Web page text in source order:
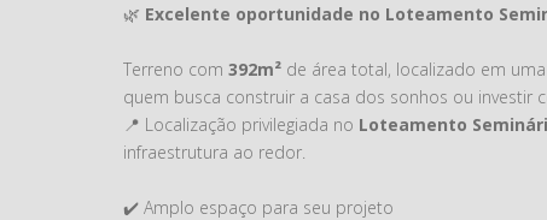
🌿 Excelente oportunidade no Loteamento
Terreno com 392m² de área total, localizado em
quem busca construir a casa dos sonhos ou investir
📍 Localização privilegiada no Loteamento
infraestrutura ao redor.
✔️ Amplo espaço para seu projeto